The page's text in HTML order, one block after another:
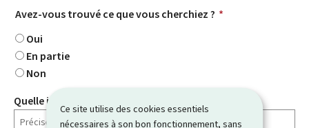
Ce site utilise des cookies essentiels
nécessaires à son bon fonctionnement, sans
Avez-vous trouvé ce que vous cherchiez ? *
Oui
En partie
Non
Quelle information cherchiez-vous ?